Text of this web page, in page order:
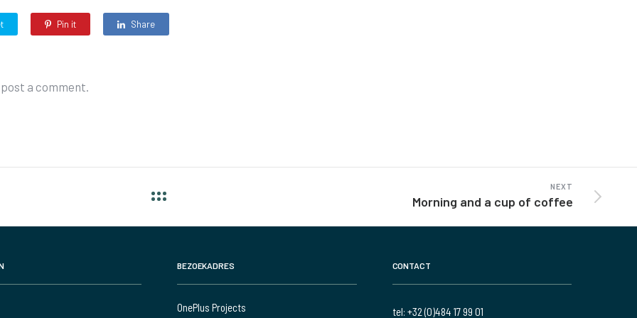
Pin it Share
a comment.
NEXT
Morning and a cup of coffee
BEZOEKADRES
OnePlus Projects
CONTACT
tel: +32 (0)484 17 99 01